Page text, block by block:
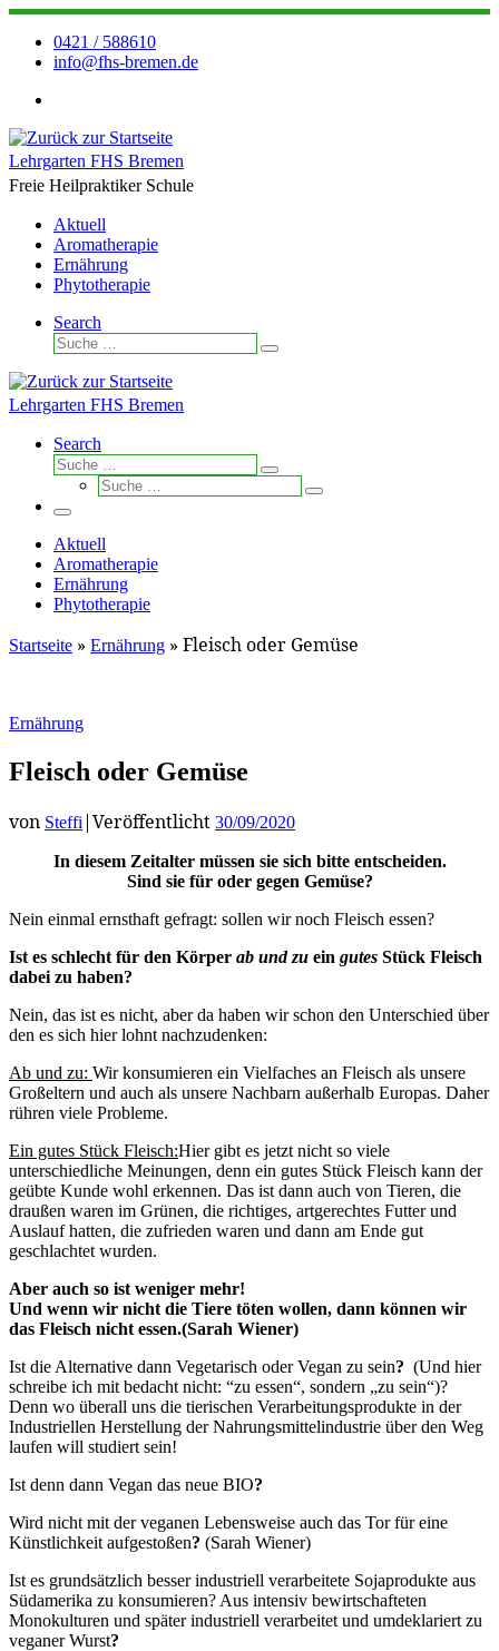
Zum
Inhalt
springen
0421 / 588610
info@fhs-bremen.de
Lehrgarten FHS Bremen
Freie Heilpraktiker Schule
Aktuell
Aromatherapie
Ernährung
Phytotherapie
Search
Suche
Suche
Lehrgarten FHS Bremen
Search
Suche
Suche
…
Suche
Suche
Menü
Aktuell
Aromatherapie
Ernährung
Phytotherapie
Startseite » Ernährung » Fleisch oder Gemüse
Ernährung
Fleisch oder Gemüse
von Steffi |Veröffentlicht 30/09/2020
In diesem Zeitalter müssen sie sich bitte entscheiden.
Sind sie für oder gegen Gemüse?
Nein einmal ernsthaft gefragt: sollen wir noch Fleisch essen?
Ist es schlecht für den Körper ab und zu ein gutes Stück Fleisch
dabei zu haben?
Nein, das ist es nicht, aber da haben wir schon den Unterschied über
den es sich hier lohnt nachzudenken:
Ab und zu: Wir konsumieren ein Vielfaches an Fleisch als unsere
Großeltern und auch als unsere Nachbarn außerhalb Europas. Daher
rühren viele Probleme.
Ein gutes Stück Fleisch:Hier gibt es jetzt nicht so viele
unterschiedliche Meinungen, denn ein gutes Stück Fleisch kann der
geübte Kunde wohl erkennen. Das ist dann auch von Tieren, die
draußen waren im Grünen, die richtiges, artgerechtes Futter und
Auslauf hatten, die zufrieden waren und dann am Ende gut
geschlachtet wurden.
Aber auch so ist weniger mehr!
Und wenn wir nicht die Tiere töten wollen, dann können wir
das Fleisch nicht essen.(Sarah Wiener)
Ist die Alternative dann Vegetarisch oder Vegan zu sein? (Und hier
schreibe ich mit bedacht nicht: “zu essen“, sondern „zu sein“)?
Denn wo überall uns die tierischen Verarbeitungsprodukte in der
Industriellen Herstellung der Nahrungsmittelindustrie über den Weg
laufen will studiert sein!
Ist denn dann Vegan das neue BIO?
Wird nicht mit der veganen Lebensweise auch das Tor für eine
Künstlichkeit aufgestoßen? (Sarah Wiener)
Ist es grundsätzlich besser industriell verarbeitete Sojaprodukte aus
Südamerika zu konsumieren? Aus intensiv bewirtschafteten
Monokulturen und später industriell verarbeitet und umdeklariert zu
veganer Wurst?